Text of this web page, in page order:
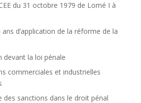
du 31 octobre 1979 de Lomé I à
ans d’application de la réforme de la
devant la loi pénale
commerciales et industrielles
des sanctions dans le droit pénal